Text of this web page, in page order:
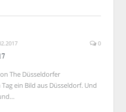
0
The Düsseldorfer
ein Bild aus Düsseldorf. Und